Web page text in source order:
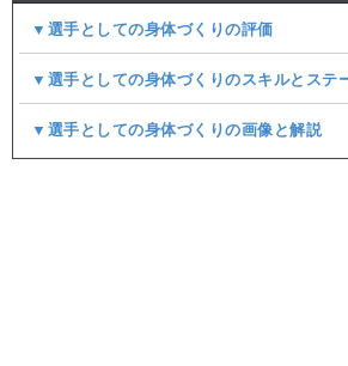
▼選手としての身体づくりの評価
▼選手としての身体づくりのスキルとステ
▼選手としての身体づくりの画像と解説